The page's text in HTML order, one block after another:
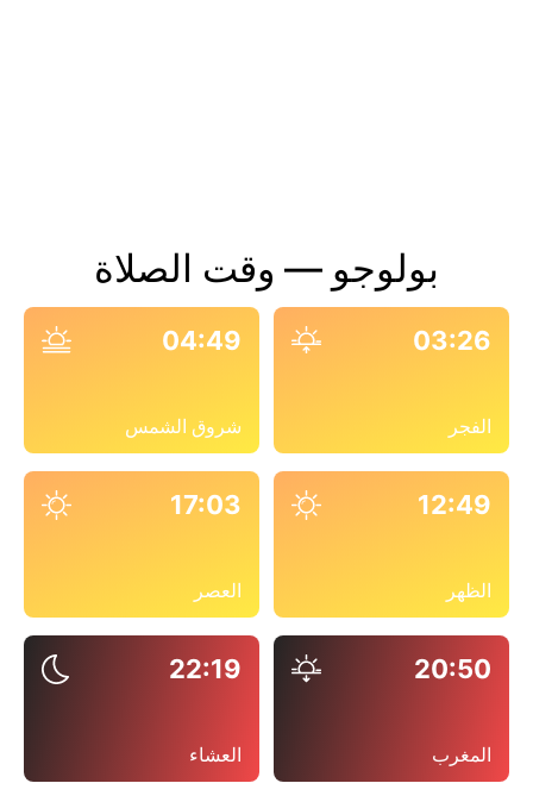
بولوجو — وقت الصلاة
03:26
الفجر
04:49
شروق الشمس
12:49
الظهر
17:03
العصر
20:50
المغرب
22:19
العشاء